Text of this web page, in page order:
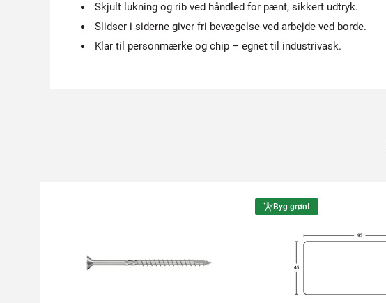
Skjult lukning og rib ved håndled for pænt, sikkert udtryk.
Slidser i siderne giver fri bevægelse ved arbejde ved borde.
Klar til personmærke og chip – egnet til industrivask.
Byg grønt